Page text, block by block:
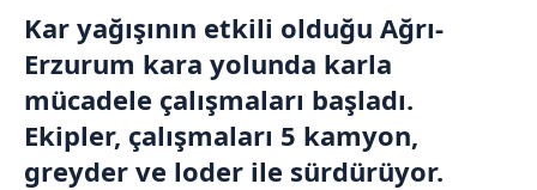
Kar yağışının etkili olduğu Ağrı-
Erzurum kara yolunda karla
mücadele çalışmaları başladı.
Ekipler, çalışmaları 5 kamyon,
greyder ve loder ile sürdürüyor.